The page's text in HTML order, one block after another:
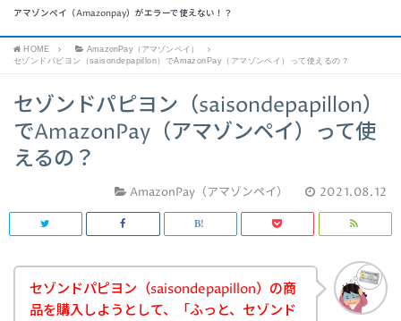
アマゾンペイ（Amazonpay）がエラーで使えない！？
HOME
AmazonPay（アマゾンペイ）
セゾンドパピヨン（saisondepapillon）でAmazonPay（アマゾンペイ）って使えるの？
セゾンドパピヨン（saisondepapillon）
でAmazonPay（アマゾンペイ）って使
えるの？
AmazonPay（アマゾンペイ） 2021.08.12
セゾンドパピヨン（saisondepapillon）の商
品を購入しようとして、「ふっと、セゾンド